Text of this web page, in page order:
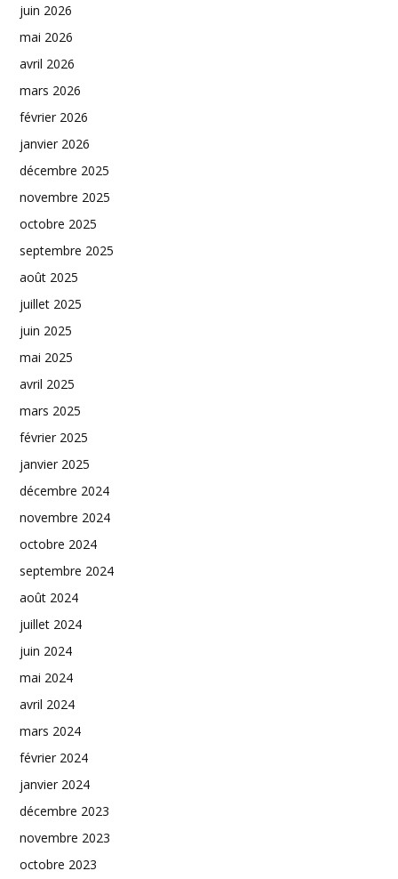
juin 2026
mai 2026
avril 2026
mars 2026
février 2026
janvier 2026
décembre 2025
novembre 2025
octobre 2025
septembre 2025
août 2025
juillet 2025
juin 2025
mai 2025
avril 2025
mars 2025
février 2025
janvier 2025
décembre 2024
novembre 2024
octobre 2024
septembre 2024
août 2024
juillet 2024
juin 2024
mai 2024
avril 2024
mars 2024
février 2024
janvier 2024
décembre 2023
novembre 2023
octobre 2023